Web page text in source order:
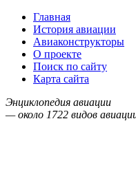
Главная
История авиации
Авиаконструкторы
О проекте
Поиск по сайту
Карта сайта
Энциклопедия авиации
— около 1722 видов